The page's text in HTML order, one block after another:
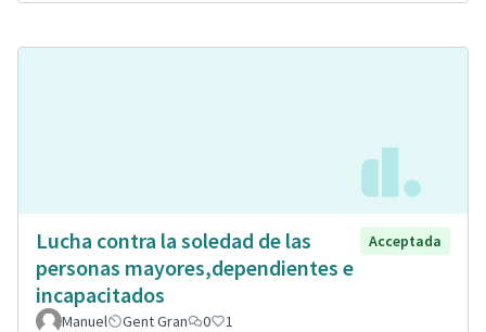
Lucha contra la soledad de las
personas mayores,dependientes e
incapacitados
Acceptada
Manuel Gent Gran 0 1